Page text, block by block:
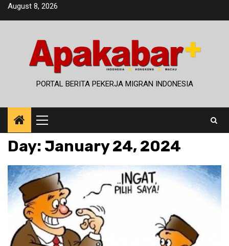
SkipAugust 8, 2026
PORTAL BERITA PEKERJA MIGRAN INDONESIA
Primary
Menu
Day: January 24, 2024